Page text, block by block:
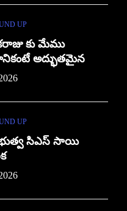
UP
కు మేము
అద్భుతమైన
UP
సిఎస్ సాయి